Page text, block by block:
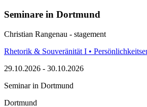
Seminare in Dortmund
Christian Rangenau - stagement
Rhetorik & Souveränität I •
29.10.2026 - 30.10.2026
Seminar in Dortmund
Dortmund